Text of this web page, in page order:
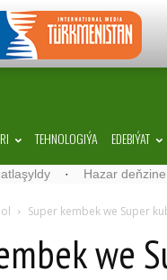
TEHNOLOGIÝA EDEBIÝAT
· Hazar
Super kembek we Super
we